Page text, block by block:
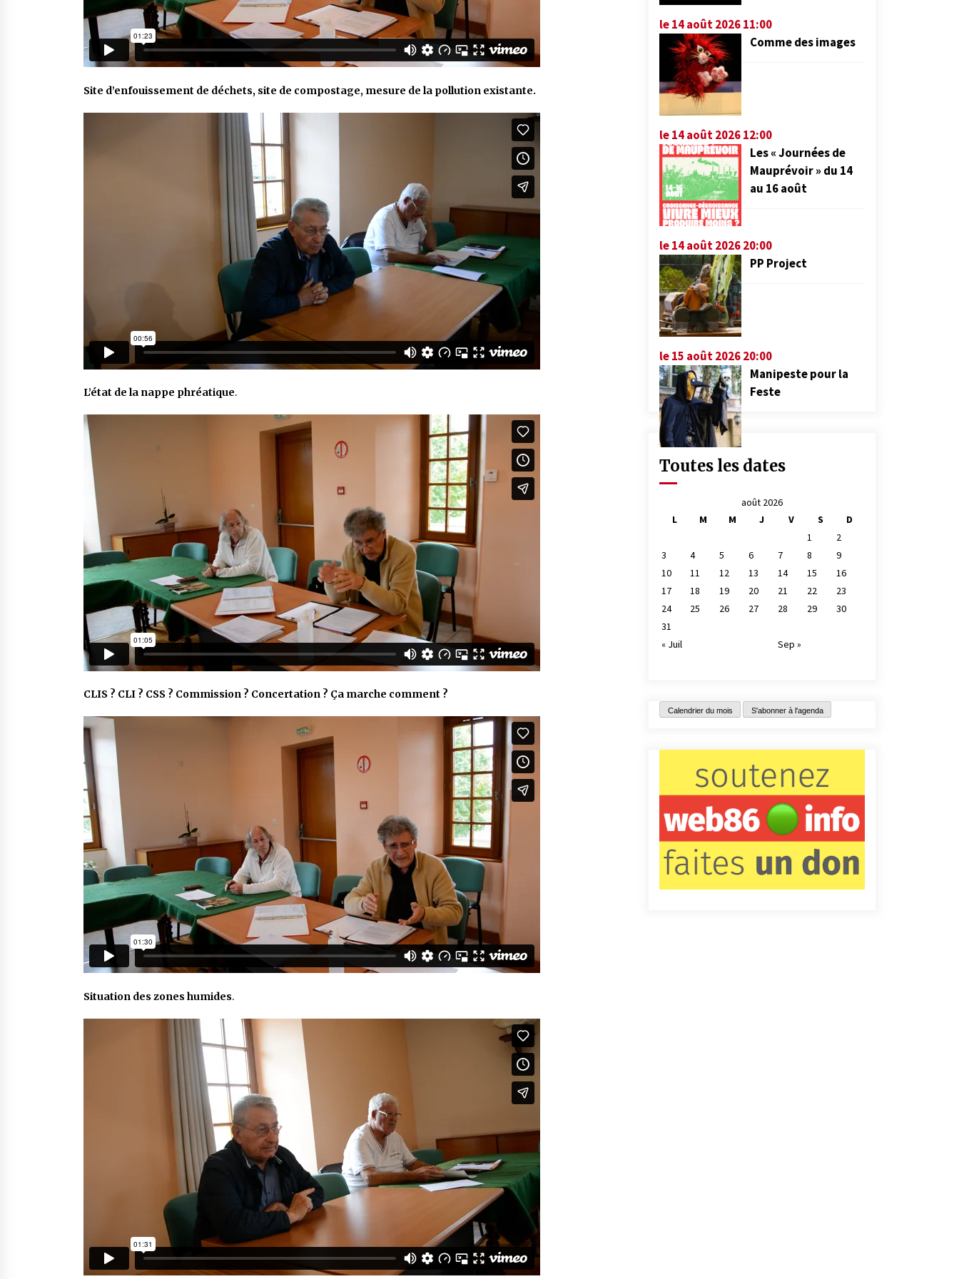
Site d’enfouissement de déchets, site de compostage, mesure de la pollution existante.
L’état de la nappe phréatique.
CLIS ? CLI ? CSS ? Commission ? Concertation ? Ça marche comment ?
Situation des zones humides.
le 14 août 2026 11:00
Comme des images
le 14 août 2026 12:00
Les « Journées de
Mauprévoir » du 14
au 16 août
le 14 août 2026 20:00
PP Project
le 15 août 2026 20:00
Manipeste pour la
Feste
Toutes les dates
août 2026
L
M M J V S
D
1
2
3
4 5 6 7 8
9
10
11 12 13 14 15
16
17
18 19 20 21 22
23
24
25 26 27 28 29
30
31
« Juil
Sep »
Calendrier du mois S'abonner à l'agenda